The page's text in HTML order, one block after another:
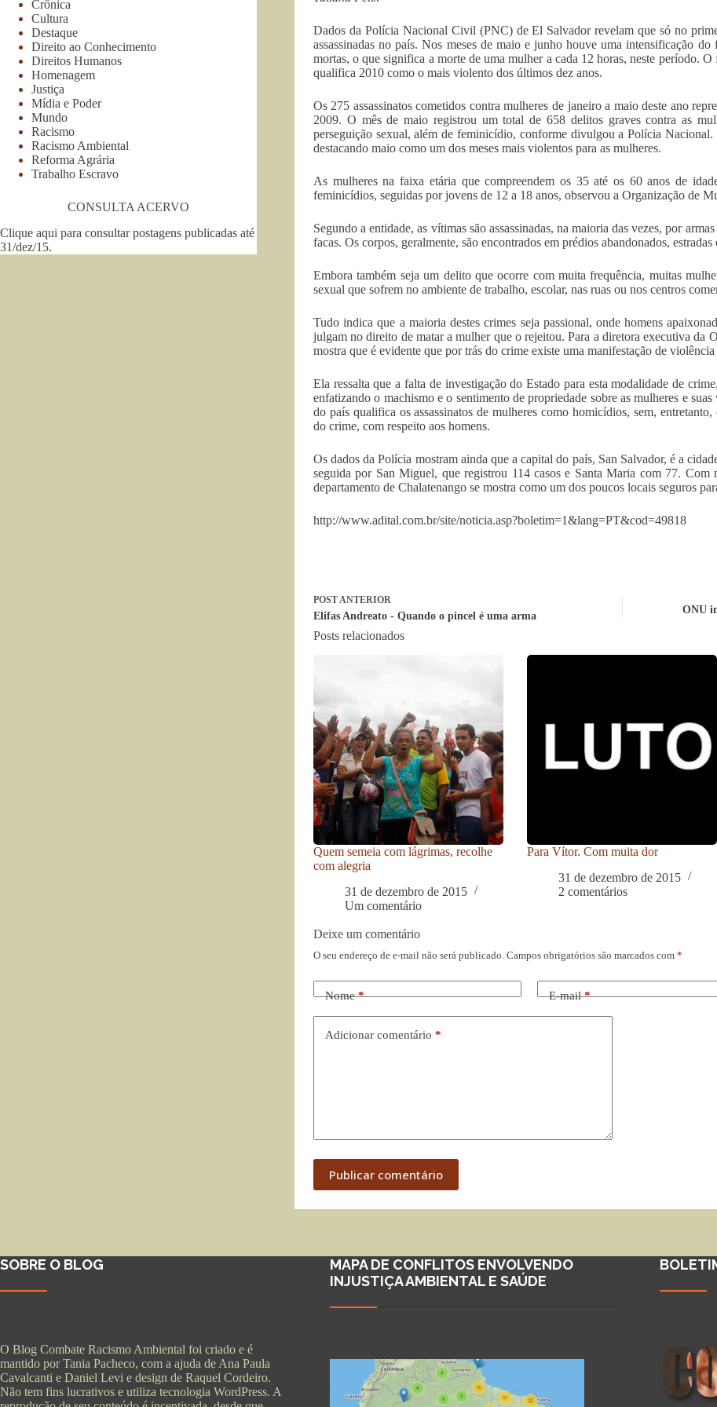
Dados da Polícia Nacional Civil (PNC) de El Salvador revelam que só no
assassinadas no país. Nos meses de maio e junho houve uma intensificação
mortas, o que significa a morte de uma mulher a cada 12 horas, neste período.
qualifica 2010 como o mais violento dos últimos dez anos.
Os 275 assassinatos cometidos contra mulheres de janeiro a maio deste ano
2009. O mês de maio registrou um total de 658 delitos graves contra as
perseguição sexual, além de feminicídio, conforme divulgou a Polícia Nacional.
destacando maio como um dos meses mais violentos para as mulheres.
As mulheres na faixa etária que compreendem os 35 até os 60 anos de
feminicídios, seguidas por jovens de 12 a 18 anos, observou a Organização de
Segundo a entidade, as vítimas são assassinadas, na maioria das vezes, por
facas. Os corpos, geralmente, são encontrados em prédios abandonados,
Embora também seja um delito que ocorre com muita frequência, muitas
sexual que sofrem no ambiente de trabalho, escolar, nas ruas ou nos centros
Tudo indica que a maioria destes crimes seja passional, onde homens
julgam no direito de matar a mulher que o rejeitou. Para a diretora executiva da
mostra que é evidente que por trás do crime existe uma manifestação de
Ela ressalta que a falta de investigação do Estado para esta modalidade de
enfatizando o machismo e o sentimento de propriedade sobre as mulheres e
do país qualifica os assassinatos de mulheres como homicídios, sem,
do crime, com respeito aos homens.
Os dados da Polícia mostram ainda que a capital do país, San Salvador, é a
seguida por San Miguel, que registrou 114 casos e Santa Maria com 77. Com
departamento de Chalatenango se mostra como um dos poucos locais seguros
http://www.adital.com.br/site/noticia.asp?boletim=1&lang=PT&cod=49818
POSTANTERIOR
Elifas Andreato - Quando o pincel é uma arma
ONU
Posts relacionados
Quem semeia com lágrimas, recolhe
com alegria
31 de dezembro de 2015
Um comentário
Para Vítor. Com muita dor
31 de dezembro de 2015
2 comentários
Deixe um comentário
O seu endereço de e-mail não será publicado. Campos obrigatórios são marcados com *
Nome* E-mail*
Adicionar comentário *
Publicar comentário
Crônica
Cultura
Destaque
Direito ao Conhecimento
Direitos Humanos
Homenagem
Justiça
Mídia e Poder
Mundo
Racismo
Racismo Ambiental
Reforma Agrária
Trabalho Escravo
CONSULTA ACERVO
Clique aqui para consultar postagens publicadas até
31/dez/15.
SOBRE O BLOG
O Blog Combate Racismo Ambiental foi criado e é
mantido por Tania Pacheco, com a ajuda de Ana Paula
Cavalcanti e Daniel Levi e design de Raquel Cordeiro.
Não tem fins lucrativos e utiliza tecnologia WordPress. A
MAPA DE CONFLITOS ENVOLVENDO
INJUSTIÇA AMBIENTAL E SAÚDE